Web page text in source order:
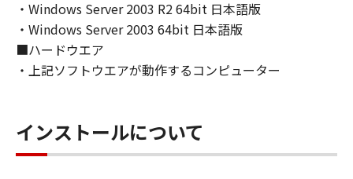
売代理店または販売店のいずれも、「本ソフト
ウェア」の使用または使用不能から生ずるいか
なる損害（逸失利益およびその他の派生的また
は付随的な損害を含むがこれらに限定されない
します。たとえ、キヤノン、キヤノンのライセ
ンサー、キヤノンの子会社、キヤノンの関連会
・Windows Server 2003 R2 64bit 日本語版
・Windows Server 2003 64bit 日本語版
■ハードウエア
・上記ソフトウエアが動作するコンピューター
インストールについて